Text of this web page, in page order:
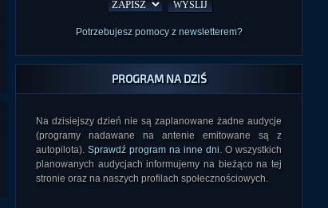
Potrzebujesz pomocy z newsletterem?
PROGRAM NA DZIŚ
Na dzisiejszy dzień nie są zaplanowane żadne audycje
(programy nadawane na antenie emitowane są z
autopilota). Sprawdź program na inne dni. O wszystkich
planowanych audycjach informujemy na bieżąco na tej
stronie oraz na naszych profilach społecznościowych.